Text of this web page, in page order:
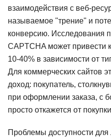
взаимодействия с веб-
называемое "трение" и
конверсию. Исследования
CAPTCHA может привести
10-40% в зависимости от
Для коммерческих сайтов
доход: покупатель,
при оформлении заказа, с
просто откажется от
Проблемы доступности